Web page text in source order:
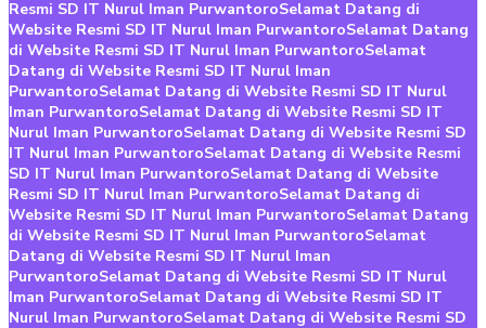
Resmi SD IT Nurul Iman PurwantoroSelamat Datang di
Website Resmi SD IT Nurul Iman PurwantoroSelamat Datang
di Website Resmi SD IT Nurul Iman PurwantoroSelamat
Datang di Website Resmi SD IT Nurul Iman
PurwantoroSelamat Datang di Website Resmi SD IT Nurul
Iman PurwantoroSelamat Datang di Website Resmi SD IT
Nurul Iman PurwantoroSelamat Datang di Website Resmi SD
IT Nurul Iman PurwantoroSelamat Datang di Website Resmi
SD IT Nurul Iman PurwantoroSelamat Datang di Website
Resmi SD IT Nurul Iman PurwantoroSelamat Datang di
Website Resmi SD IT Nurul Iman PurwantoroSelamat Datang
di Website Resmi SD IT Nurul Iman PurwantoroSelamat
Datang di Website Resmi SD IT Nurul Iman
PurwantoroSelamat Datang di Website Resmi SD IT Nurul
Iman PurwantoroSelamat Datang di Website Resmi SD IT
Nurul Iman PurwantoroSelamat Datang di Website Resmi SD